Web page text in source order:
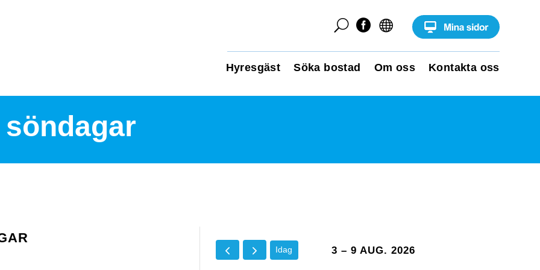


U
Hyresgäst Söka bostad Om oss Kontakta oss
Idag 3 – 9 AUG. 2026